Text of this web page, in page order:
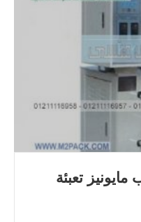
تعبئة